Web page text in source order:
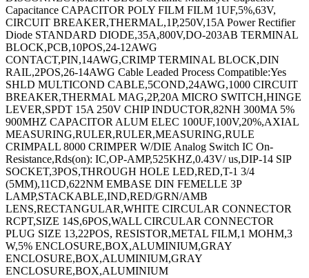
Capacitance CAPACITOR POLY FILM FILM 1UF,5%,63V,
CIRCUIT BREAKER,THERMAL,1P,250V,15A Power Rectifier
Diode STANDARD DIODE,35A,800V,DO-203AB TERMINAL
BLOCK,PCB,10POS,24-12AWG
CONTACT,PIN,14AWG,CRIMP TERMINAL BLOCK,DIN
RAIL,2POS,26-14AWG Cable Leaded Process Compatible:Yes
SHLD MULTICOND CABLE,5COND,24AWG,1000 CIRCUIT
BREAKER,THERMAL MAG,2P,20A MICRO SWITCH,HINGE
LEVER,SPDT 15A 250V CHIP INDUCTOR,82NH 300MA 5%
900MHZ CAPACITOR ALUM ELEC 100UF,100V,20%,AXIAL
MEASURING,RULER,RULER,MEASURING,RULE
CRIMPALL 8000 CRIMPER W/DIE Analog Switch IC On-
Resistance,Rds(on): IC,OP-AMP,525KHZ,0.43V/ us,DIP-14 SIP
SOCKET,3POS,THROUGH HOLE LED,RED,T-1 3/4
(5MM),11CD,622NM EMBASE DIN FEMELLE 3P
LAMP,STACKABLE,IND,RED/GRN/AMB
LENS,RECTANGULAR,WHITE CIRCULAR CONNECTOR
RCPT,SIZE 14S,6POS,WALL CIRCULAR CONNECTOR
PLUG SIZE 13,22POS, RESISTOR,METAL FILM,1 MOHM,3
W,5% ENCLOSURE,BOX,ALUMINIUM,GRAY
ENCLOSURE,BOX,ALUMINIUM,GRAY
ENCLOSURE,BOX,ALUMINIUM